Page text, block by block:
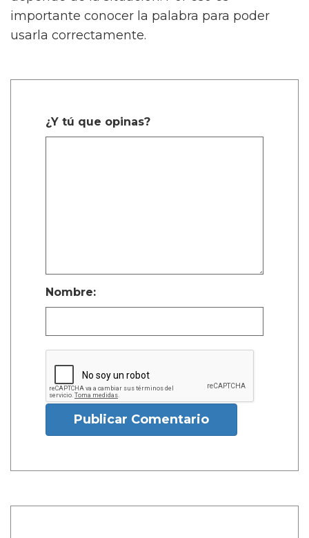
importante conocer la palabra para poder
usarla correctamente.
¿Y tú que opinas?
Nombre:
Publicar Comentario